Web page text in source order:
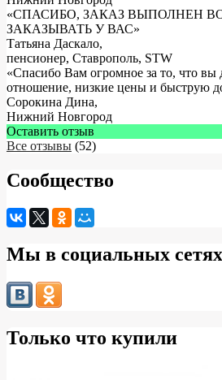
«СПАСИБО, ЗАКАЗ ВЫПОЛНЕН
ЗАКАЗЫВАТЬ У ВАС»
Татьяна Даскало,
пенсионер, Ставрополь, STW
«Спасибо Вам огромное за то, что вы
отношение, низкие цены и быструю
Сорокина Дина,
Нижний Новгород
Оставить отзыв
Все отзывы (52)
Сообщество
Мы в социальных сетях
Только что купили